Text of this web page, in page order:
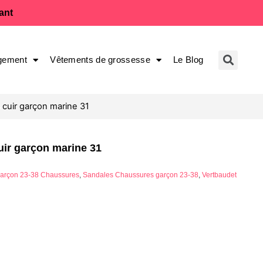
Vêtements de grossesse Le Blog
garçon marine 31
garçon marine 31
23-38 Chaussures, Sandales Chaussures garçon 23-38, Vertbaudet